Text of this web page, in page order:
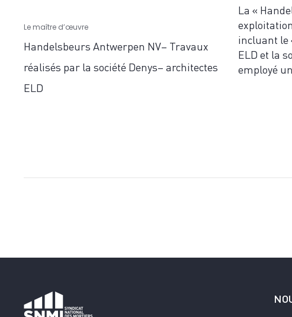
Le maître d’œuvre
Handelsbeurs Antwerpen NV– Travaux
réalisés par la société Denys– architectes
ELD
La «
incluant le
ELD et la
employé